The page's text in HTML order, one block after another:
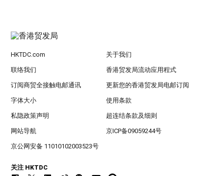
HKTDC.com 关于我们
联络我们 香港贸发局流动应用程式
订阅商贸全接触电邮通讯 更新您的香港贸发局电邮订阅
字体大小 使用条款
私隐政策声明 超连结条款及细则
网站导航 京ICP备09059244号
京公网安备 11010102003523号
关注 HKTDC